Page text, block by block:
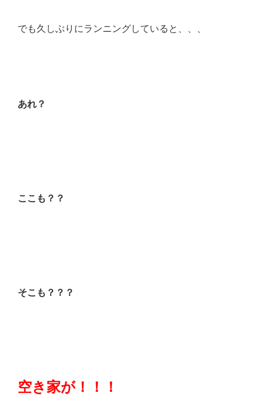
でも久しぶりにランニングしていると、、、
あれ？
ここも？？
そこも？？？
空き家が！！！